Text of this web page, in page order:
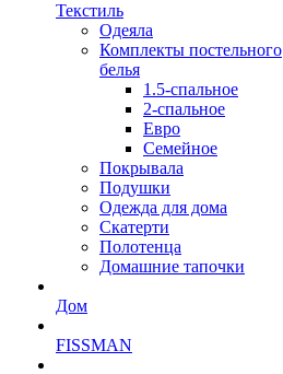
Текстиль
Одеяла
Комплекты постельного
белья
1.5-спальное
2-спальное
Евро
Семейное
Покрывала
Подушки
Одежда для дома
Скатерти
Полотенца
Домашние тапочки
Дом
FISSMAN